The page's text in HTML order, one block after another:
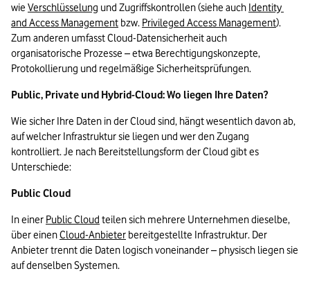
wie Verschlüsselung und Zugriffskontrollen (siehe auch Identity
and Access Management bzw. Privileged Access Management).
Zum anderen umfasst Cloud-Datensicherheit auch
organisatorische Prozesse – etwa Berechtigungskonzepte,
Public, Private und Hybrid-Cloud: Wo liegen Ihre Daten?
Wie sicher Ihre Daten in der Cloud sind, hängt wesentlich davon ab,
auf welcher Infrastruktur sie liegen und wer den Zugang
kontrolliert. Je nach Bereitstellungsform der Cloud gibt es
Unterschiede:
Public Cloud
In einer Public Cloud teilen sich mehrere Unternehmen dieselbe,
über einen Cloud-Anbieter bereitgestellte Infrastruktur. Der
Anbieter trennt die Daten logisch voneinander – physisch liegen sie
auf denselben Systemen.